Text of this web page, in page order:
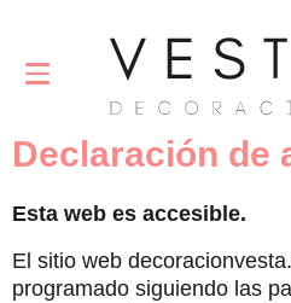
Declaración de
Esta web es accesible.
El sitio web
programado siguiendo las